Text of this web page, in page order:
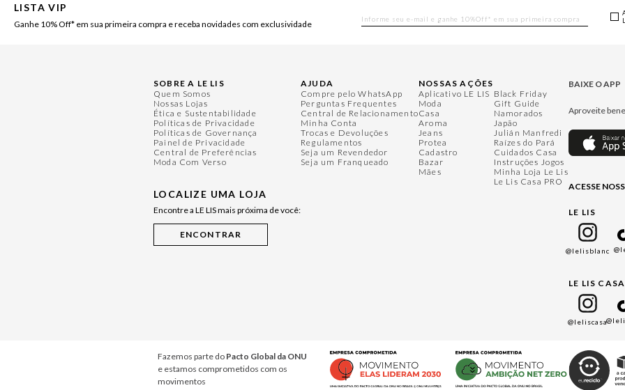
LISTA VIP
Ganhe 10% Off* em sua primeira compra e receba novidades com exclusividade
SOBRE A LE LIS
Quem Somos
Nossas Lojas
Ética e Sustentabilidade
Políticas de Privacidade
Políticas de Governança
Painel de Privacidade
Central de Preferências
Moda Com Verso
LOCALIZE UMA LOJA
Encontre a LE LIS mais próxima de você:
AJUDA
Compre pelo WhatsApp
Perguntas Frequentes
Central de Relacionamento
Minha Conta
Trocas e Devoluções
Regulamentos
Seja um Revendedor
Seja um Franqueado
NOSSAS AÇÕES
Aplicativo LE LIS
Moda
Casa
Aroma
Jeans
Protea
Cadastro
Bazar
Mães
Black Friday
Gift Guide
Namorados
Japão
Julián Manfredi
Raízes do Pará
Cuidados Casa
Instruções Jogos
Minha Loja Le Lis
Le Lis Casa PRO
BAIXE O APP
Aproveite
ACESSE
LE LIS
@lelisblanc
LE LIS CASA
@leliscasa
Fazemos parte do Pacto Global da ONU
e estamos comprometidos com os
movimentos